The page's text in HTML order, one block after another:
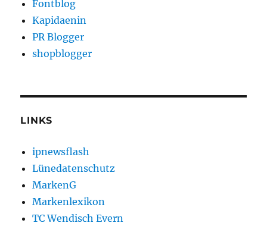
Fontblog
Kapidaenin
PR Blogger
shopblogger
LINKS
ipnewsflash
Lünedatenschutz
MarkenG
Markenlexikon
TC Wendisch Evern